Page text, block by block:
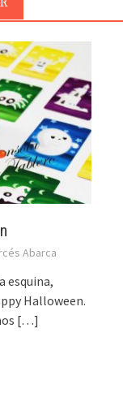
Abarca
esquina,
Halloween.
[…]